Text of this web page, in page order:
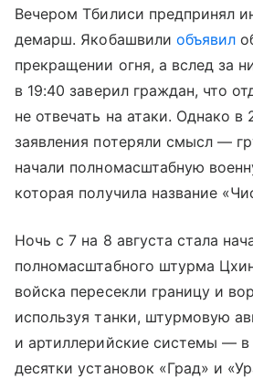
Вечером Тбилиси предпринял
демарш. Якобашвили объявил
прекращении огня, а вслед за
в 19:40 заверил граждан, что
не отвечать на атаки. Однако в
заявления потеряли смысл —
начали полномасштабную
которая получила название
Ночь с 7 на 8 августа стала
полномасштабного штурма
войска пересекли границу и
используя танки, штурмовую
и артиллерийские системы —
десятки установок «Град» и